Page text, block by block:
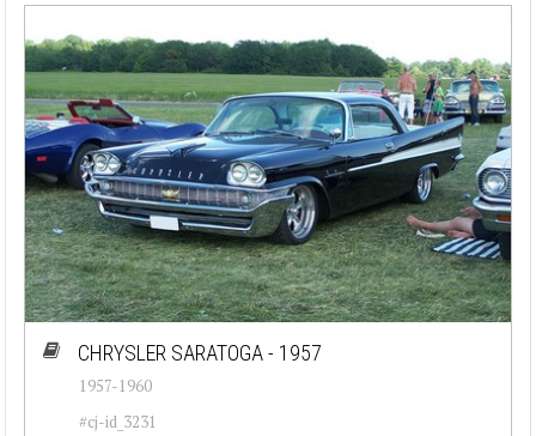
CHRYSLER SARATOGA - 1957
1957-1960
#cj-id_3231